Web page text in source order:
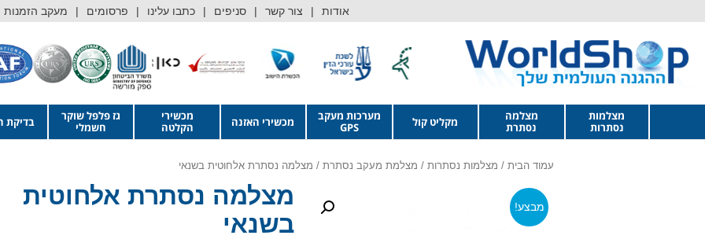
אודות צור קשר סניפים כתבו עלינו פרסומים מעקב הזמנות
מצלמות
נסתרות
מצלמה
נסתרת
מקליט קול
מערכות מעקב
GPS
מכשירי האזנה
מכשירי
הקלטה
גז פלפל שוקר
חשמלי
בדיקת
עמוד הבית / מצלמות נסתרות / מצלמת מעקב נסתרת / מצלמה נסתרת אלחוטית בשנאי
מבצע!
מצלמה נסתרת אלחוטית
בשנאי